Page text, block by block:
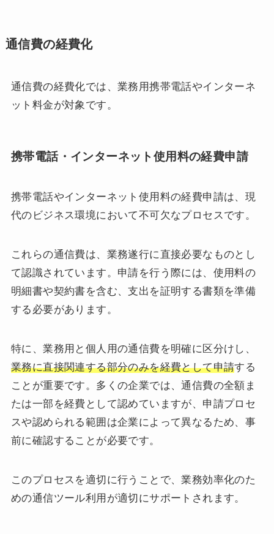
通信費の経費化
通信費の経費化では、業務用携帯電話やインターネ
ット料金が対象です。
携帯電話・インターネット使用料の経費申請
携帯電話やインターネット使用料の経費申請は、現
代のビジネス環境において不可欠なプロセスです。
これらの通信費は、業務遂行に直接必要なものとし
て認識されています。申請を行う際には、使用料の
明細書や契約書を含む、支出を証明する書類を準備
する必要があります。
特に、業務用と個人用の通信費を明確に区分けし、
業務に直接関連する部分のみを経費として申請する
ことが重要です。多くの企業では、通信費の全額ま
たは一部を経費として認めていますが、申請プロセ
スや認められる範囲は企業によって異なるため、事
前に確認することが必要です。
このプロセスを適切に行うことで、業務効率化のた
めの通信ツール利用が適切にサポートされます。